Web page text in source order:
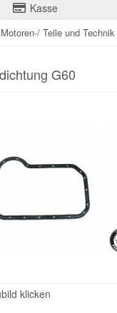
Kasse
Motoren-/ Teile und Technik
G60
klicken